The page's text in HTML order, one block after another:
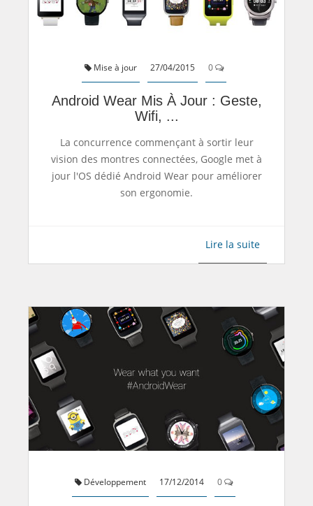
Mise à jour 27/04/2015 0
Android Wear Mis À Jour : Geste,
Wifi, ...
La concurrence commençant à sortir leur
vision des montres connectées, Google met à
jour l'OS dédié Android Wear pour améliorer
son ergonomie.
Lire la suite
Développement 17/12/2014 0